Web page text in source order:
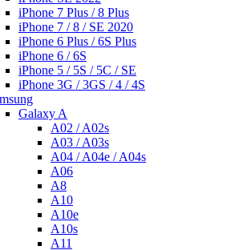
iPhone 7 Plus / 8 Plus
iPhone 7 / 8 / SE 2020
iPhone 6 Plus / 6S Plus
iPhone 6 / 6S
iPhone 5 / 5S / 5C / SE
iPhone 3G / 3GS / 4 / 4S
Galaxy A
A02 / A02s
A03 / A03s
A04 / A04e / A04s
A06
A8
A10
A10e
A10s
A11